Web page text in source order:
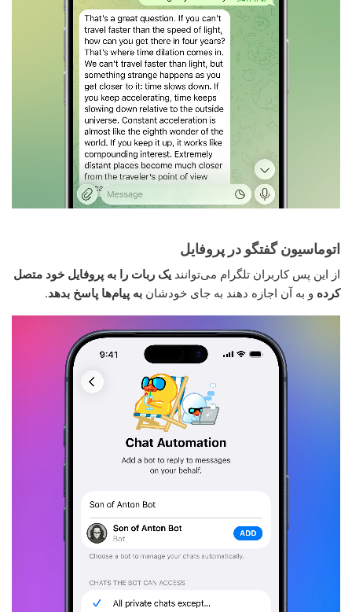
اتوماسیون گفتگو در پروفایل
از این پس کاربران تلگرام می‌توانند یک ربات را به پروفایل خود متصل
کرده و به آن اجازه دهند به جای خودشان به پیام‌ها پاسخ بدهد.